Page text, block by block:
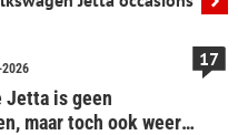
Jetta is geen
maar toch ook weer
17